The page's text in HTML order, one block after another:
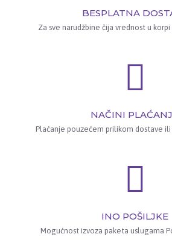
BESPLATNA
Za sve narudžbine čija vrednost u korpi
NAČINI
Plaćanje pouzećem prilikom dostave
INO POŠILJKE
Mogućnost izvoza paketa uslugama